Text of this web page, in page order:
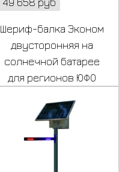
Шериф-балка Эконом
двусторонняя на
солнечной батарее
для регионов ЮФО